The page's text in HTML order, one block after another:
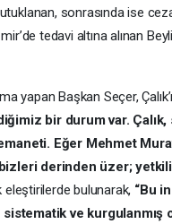
sonrasında ise
tedavi altına alınan
yapan Başkan Seçer,
bir durum var.
Eğer Mehmet
derinden üzer;
eleştirilerde bulunarak, “Bu
ve kurgulanmış